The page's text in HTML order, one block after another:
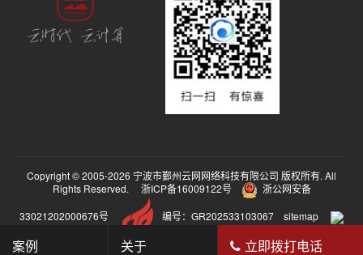
Copyright © 2005-2026 宁波市鄞州云网网络科技有限公司 版权所有. All
Rights Reserved.
浙ICP备16009122号
浙公网安备
33021202000676号
编号：GR202533103067 sitemap
案例 关于 立即拨打电话